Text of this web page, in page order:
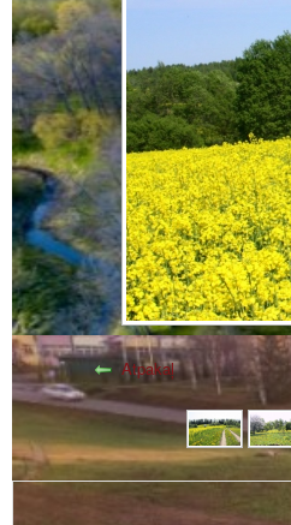
Atpakaļ